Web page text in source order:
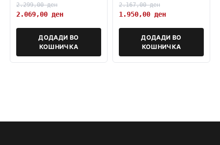
2.299,00ден
2.069,00 ден
ДОДАДИ ВО
КОШНИЧКА
2.167,00ден
1.950,00 ден
ДОДАДИ ВО
КОШНИЧКА